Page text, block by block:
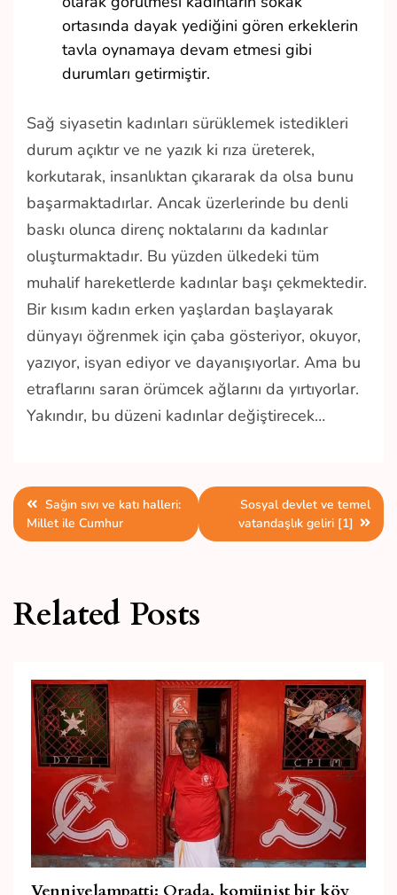
ortasında dayak yediğini gören erkeklerin
tavla oynamaya devam etmesi gibi
durumları getirmiştir.
Sağ siyasetin kadınları sürüklemek istedikleri
durum açıktır ve ne yazık ki rıza üreterek,
korkutarak, insanlıktan çıkararak da olsa bunu
başarmaktadırlar. Ancak üzerlerinde bu denli
baskı olunca direnç noktalarını da kadınlar
oluşturmaktadır. Bu yüzden ülkedeki tüm
muhalif hareketlerde kadınlar başı çekmektedir.
Bir kısım kadın erken yaşlardan başlayarak
dünyayı öğrenmek için çaba gösteriyor, okuyor,
yazıyor, isyan ediyor ve dayanışıyorlar. Ama bu
etraflarını saran örümcek ağlarını da yırtıyorlar.
Yakındır, bu düzeni kadınlar değiştirecek…
Yazı
gezinmesi
Sağın sıvı ve katı halleri:
Millet ile Cumhur
Sosyal devlet ve temel
vatandaşlık geliri [1]
Related Posts